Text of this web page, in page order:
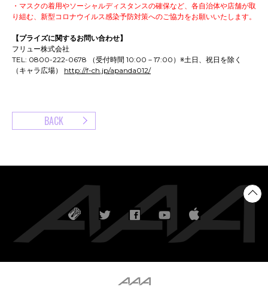
・マスクの着用やソーシャルディスタンスの確保など、各自治体や店舗が取
り組む、新型コロナウイルス感染予防対策へのご協力をお願いいたします。
【プライズに関するお問い合わせ】
フリュー株式会社
TEL: 0800-222-0678 （受付時間 10:00－17:00）※土日、祝日を除く
（キャラ広場） http://f-ch.jp/apanda012/
BACK